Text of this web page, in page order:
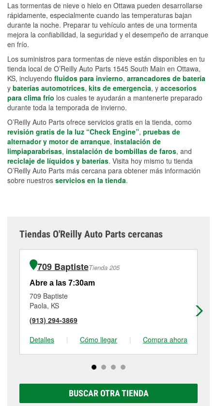
Las tormentas de nieve o hielo en Ottawa pueden desarrollarse
rápidamente, especialmente cuando las temperaturas bajan
durante la noche. Preparar tu vehículo antes de una tormenta
mejora la confiabilidad, la seguridad y el desempeño de arranque
en frío.
Los suministros para tormentas de nieve están disponibles en tu
tienda local de O’Reilly Auto Parts 1545 South Main en Ottawa,
KS, incluyendo fluidos para invierno, arrancadores de batería
y baterías automotrices, kits de emergencia, y accesorios
para clima frío los cuales te ayudarán a mantenerte preparado
durante toda la temporada de invierno.
O’Reilly Auto Parts ofrece servicios gratis en la tienda, como
revisión gratis de la luz “Check Engine”, pruebas de
alternador y motor de arranque, instalación de
limpiaparabrisas, instalación de bombillas de faros, and
reciclaje de líquidos y baterías. Visita hoy mismo tu tienda
O’Reilly Auto Parts más cercana para obtener más información
sobre nuestros servicios en la tienda.
Tiendas O'Reilly Auto Parts cercanas
709 BaptisteTienda 205
Abre a las 7:30am
709 Baptiste
Paola, KS
(913) 294-3869
Detalles
| Cómo llegar | Compra ahora
BUSCAR OTRA TIENDA